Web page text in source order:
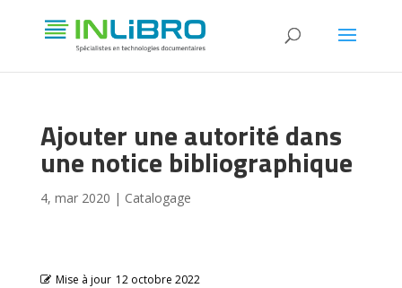
Ajouter une autorité dans
une notice bibliographique
4, mar 2020 | Catalogage
Mise à jour 12 octobre 2022